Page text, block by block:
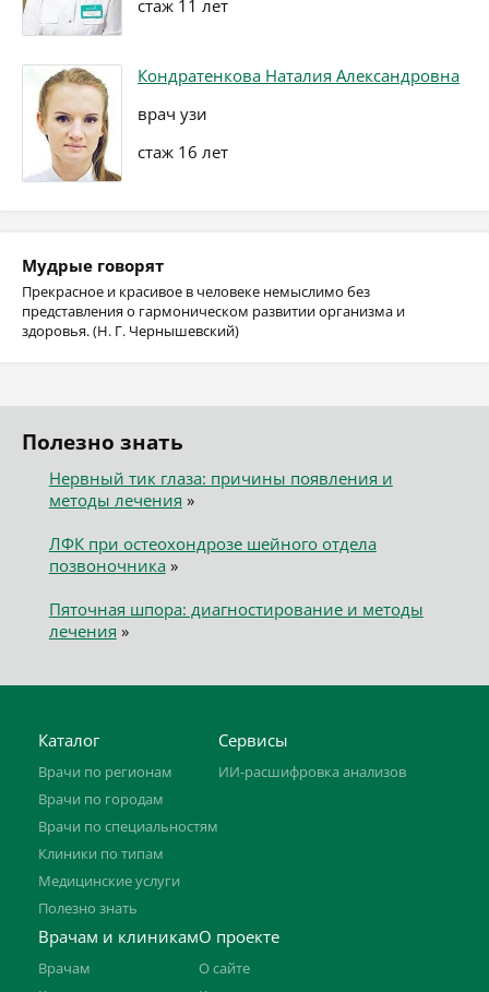
стаж 11 лет
Кондратенкова Наталия Александровна
врач узи
стаж 16 лет
Мудрые говорят
Прекрасное и красивое в человеке немыслимо без
представления о гармоническом развитии организма и
здоровья. (Н. Г. Чернышевский)
Полезно знать
Нервный тик глаза: причины появления и
методы лечения »
ЛФК при остеохондрозе шейного отдела
позвоночника»
Пяточная шпора: диагностирование и методы
лечения »
Каталог
Врачи по регионам
Врачи по городам
Врачи по специальностям
Клиники по типам
Медицинские услуги
Полезно знать
Сервисы
ИИ-расшифровка анализов
Врачам и клиникам
Врачам
О проекте
О сайте